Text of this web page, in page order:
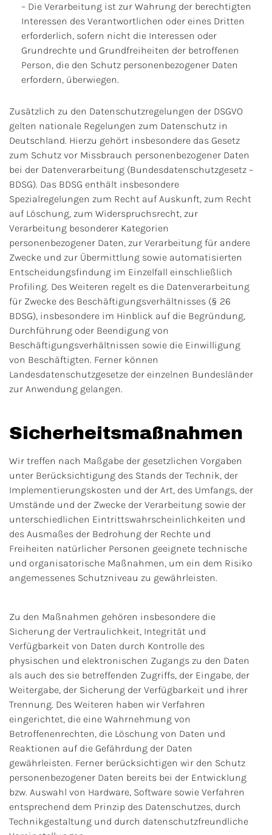
– Die Verarbeitung ist zur Wahrung der berechtigten
Interessen des Verantwortlichen oder eines Dritten
erforderlich, sofern nicht die Interessen oder
Grundrechte und Grundfreiheiten der betroffenen
Person, die den Schutz personenbezogener Daten
erfordern, überwiegen.
Zusätzlich zu den Datenschutzregelungen der DSGVO
gelten nationale Regelungen zum Datenschutz in
Deutschland. Hierzu gehört insbesondere das Gesetz
zum Schutz vor Missbrauch personenbezogener Daten
bei der Datenverarbeitung (Bundesdatenschutzgesetz –
BDSG). Das BDSG enthält insbesondere
Spezialregelungen zum Recht auf Auskunft, zum Recht
auf Löschung, zum Widerspruchsrecht, zur
Verarbeitung besonderer Kategorien
personenbezogener Daten, zur Verarbeitung für andere
Zwecke und zur Übermittlung sowie automatisierten
Entscheidungsfindung im Einzelfall einschließlich
Profiling. Des Weiteren regelt es die Datenverarbeitung
für Zwecke des Beschäftigungsverhältnisses (§ 26
BDSG), insbesondere im Hinblick auf die Begründung,
Durchführung oder Beendigung von
Beschäftigungsverhältnissen sowie die Einwilligung
von Beschäftigten. Ferner können
Landesdatenschutzgesetze der einzelnen Bundesländer
zur Anwendung gelangen.
Sicherheitsmaßnahmen
Wir treffen nach Maßgabe der gesetzlichen Vorgaben
unter Berücksichtigung des Stands der Technik, der
Implementierungskosten und der Art, des Umfangs, der
Umstände und der Zwecke der Verarbeitung sowie der
unterschiedlichen Eintrittswahrscheinlichkeiten und
des Ausmaßes der Bedrohung der Rechte und
Freiheiten natürlicher Personen geeignete technische
und organisatorische Maßnahmen, um ein dem Risiko
angemessenes Schutzniveau zu gewährleisten.
Zu den Maßnahmen gehören insbesondere die
Sicherung der Vertraulichkeit, Integrität und
Verfügbarkeit von Daten durch Kontrolle des
physischen und elektronischen Zugangs zu den Daten
als auch des sie betreffenden Zugriffs, der Eingabe, der
Weitergabe, der Sicherung der Verfügbarkeit und ihrer
Trennung. Des Weiteren haben wir Verfahren
eingerichtet, die eine Wahrnehmung von
Betroffenenrechten, die Löschung von Daten und
Reaktionen auf die Gefährdung der Daten
gewährleisten. Ferner berücksichtigen wir den Schutz
personenbezogener Daten bereits bei der Entwicklung
bzw. Auswahl von Hardware, Software sowie Verfahren
entsprechend dem Prinzip des Datenschutzes, durch
Technikgestaltung und durch datenschutzfreundliche